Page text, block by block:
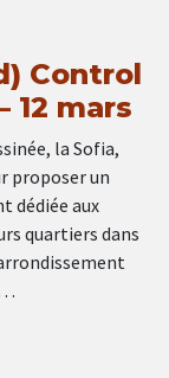
Control
12 mars
la Sofia,
proposer un
dédiée aux
quartiers dans
…